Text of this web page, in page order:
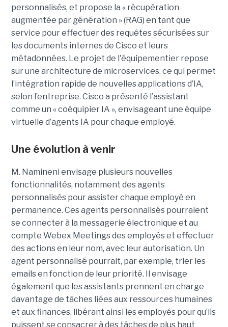
personnalisés, et propose la « récupération
augmentée par génération » (RAG) en tant que
service pour effectuer des requêtes sécurisées sur
les documents internes de Cisco et leurs
métadonnées. Le projet de l'équipementier repose
sur une architecture de microservices, ce qui permet
l’intégration rapide de nouvelles applications d’IA,
selon l’entreprise. Cisco a présenté l’assistant
comme un « coéquipier IA », envisageant une équipe
virtuelle d’agents IA pour chaque employé.
Une évolution à venir
M. Namineni envisage plusieurs nouvelles
fonctionnalités, notamment des agents
personnalisés pour assister chaque employé en
permanence. Ces agents personnalisés pourraient
se connecter à la messagerie électronique et au
compte Webex Meetings des employés et effectuer
des actions en leur nom, avec leur autorisation. Un
agent personnalisé pourrait, par exemple, trier les
emails en fonction de leur priorité. Il envisage
également que les assistants prennent en charge
davantage de tâches liées aux ressources humaines
et aux finances, libérant ainsi les employés pour qu’ils
puissent se consacrer à des tâches de plus haut